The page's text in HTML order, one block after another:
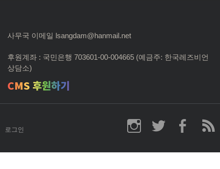
사무국 이메일 lsangdam@hanmail.net
후원계좌 : 국민은행 703601-00-004665 (예금주: 한국레즈비언
상담소)
CMS 후원하기
로그인